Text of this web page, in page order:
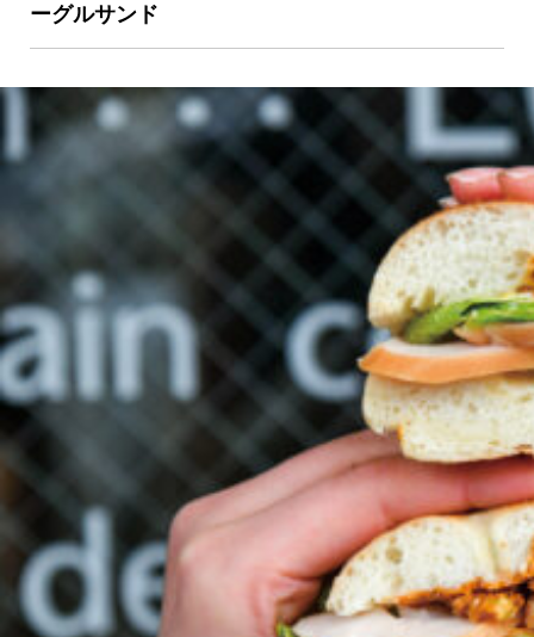
京都おやつクラブ
私と店のはなし
今月の京みやげ
京都の書店
CULTURE
すべて
関西で開催。
ーグルサンド